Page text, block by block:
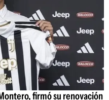
firmó su renovación